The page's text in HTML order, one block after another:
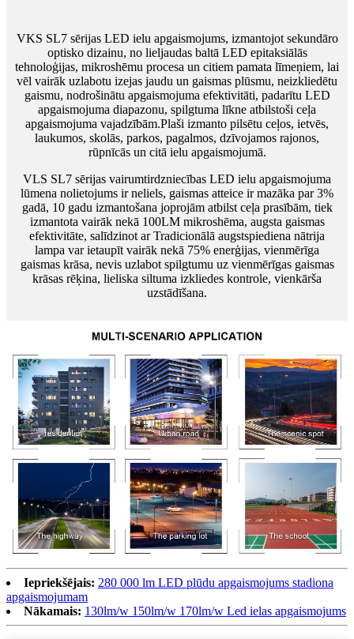
VKS SL7 sērijas LED ielu apgaismojums, izmantojot sekundāro
optisko dizainu, no lieljaudas baltā LED epitaksiālās
tehnoloģijas, mikroshēmu procesa un citiem pamata līmeņiem, lai
vēl vairāk uzlabotu izejas jaudu un gaismas plūsmu, neizkliedētu
gaismu, nodrošinātu apgaismojuma efektivitāti, padarītu LED
apgaismojuma diapazonu, spilgtuma līkne atbilstoši ceļa
apgaismojuma vajadzībām.Plaši izmanto pilsētu ceļos, ietvēs,
laukumos, skolās, parkos, pagalmos, dzīvojamos rajonos,
rūpnīcās un citā ielu apgaismojumā.
VLS SL7 sērijas vairumtirdzniecības LED ielu apgaismojuma
lūmena nolietojums ir neliels, gaismas atteice ir mazāka par 3%
gadā, 10 gadu izmantošana joprojām atbilst ceļa prasībām, tiek
izmantota vairāk nekā 100LM mikroshēma, augsta gaismas
efektivitāte, salīdzinot ar Tradicionālā augstspiediena nātrija
lampa var ietaupīt vairāk nekā 75% enerģijas, vienmērīga
gaismas krāsa, nevis uzlabot spilgtumu uz vienmērīgas gaismas
krāsas rēķina, lieliska siltuma izkliedes kontrole, vienkārša
uzstādīšana.
Iepriekšējais: 280 000 lm LED plūdu apgaismojums stadiona
apgaismojumam
Nākamais: 130lm/w 150lm/w 170lm/w Led ielas apgaismojums